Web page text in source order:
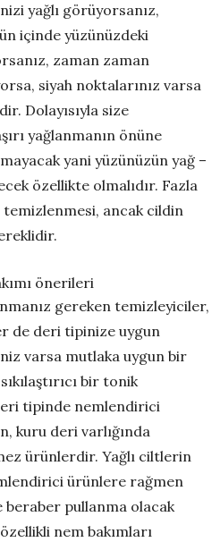
yağlı görüyorsanız,
içinde yüzünüzdeki
zaman zaman
siyah noktalarınız varsa
Dolayısıyla size
yağlanmanın önüne
yani yüzünüzün yağ –
özellikte olmalıdır. Fazla
temizlenmesi, ancak cildin
gereken temizleyiciler,
de deri tipinize uygun
varsa mutlaka uygun bir
bir tonik
tipinde nemlendirici
kuru deri varlığında
ürünlerdir. Yağlı ciltlerin
ürünlere rağmen
pullanma olacak
nem bakımları